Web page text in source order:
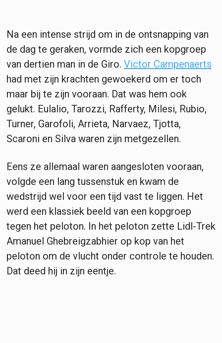
Na een intense strijd om in de ontsnapping van
de dag te geraken, vormde zich een kopgroep
van dertien man in de Giro. Victor Campenaerts
had met zijn krachten gewoekerd om er toch
maar bij te zijn vooraan. Dat was hem ook
gelukt. Eulalio, Tarozzi, Rafferty, Milesi, Rubio,
Turner, Garofoli, Arrieta, Narvaez, Tjotta,
Scaroni en Silva waren zijn metgezellen.
Eens ze allemaal waren aangesloten vooraan,
volgde een lang tussenstuk en kwam de
wedstrijd wel voor een tijd vast te liggen. Het
werd een klassiek beeld van een kopgroep
tegen het peloton. In het peloton zette Lidl-Trek
Amanuel Ghebreigzabhier op kop van het
peloton om de vlucht onder controle te houden.
Dat deed hij in zijn eentje.